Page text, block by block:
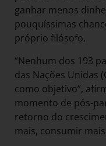
ganhar menos
pouquíssimas
próprio filósofo.
“Nenhum dos 193
das Nações Unidas
como objetivo”,
momento de pós-
retorno do
mais, consumir